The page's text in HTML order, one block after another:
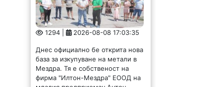
1294 | 2026-08-08 17:03:35
база за изкупуване на метали в
Мездра. Тя е собственост на
фирма "Илтон-Мездра" ЕООД на
младия предприемач Антон